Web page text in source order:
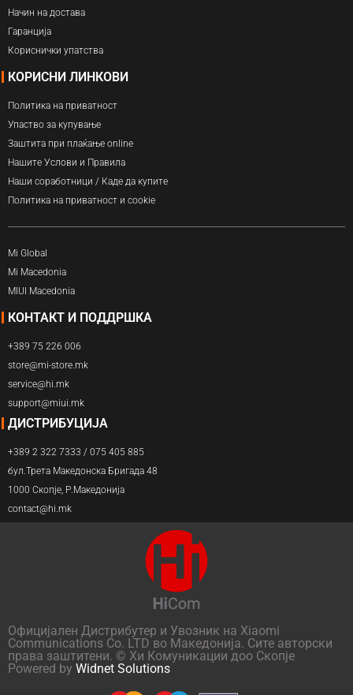
Начин на достава
Гаранција
Кориснички упатства
КОРИСНИ ЛИНКОВИ
Политика на приватност
Упаство за купување
Заштита при плаќање online
Нашите Услови и Правила
Наши соработници / Каде да купите
Политика на приватност и cookie
Mi Global
Mi Macedonia
MIUI Macedonia
КОНТАКТ И ПОДДРШКА
+389 75 226 006
store@mi-store.mk
service@hi.mk
support@miui.mk
ДИСТРИБУЦИЈА
+389 2 322 7333 / 075 405 885
бул.Трета Македонска Бригада 48
1000 Скопје, Р.Македонија
contact@hi.mk
Официјален Дистрибутер и Увозник на Xiaomi
Communications Co. LTD во Македонија. Сите авторски
права заштитени. © Хи Комуникации доо Скопје
Powered by Widnet Solutions